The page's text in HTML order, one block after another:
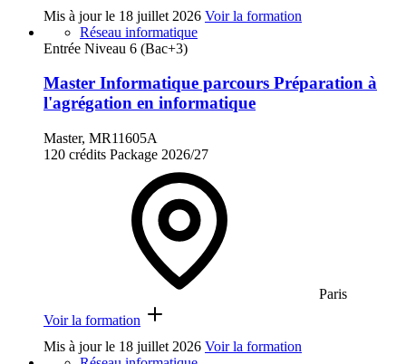
Mis à jour le 18 juillet 2026 Voir la formation
Réseau informatique
Entrée Niveau 6 (Bac+3)
Master Informatique parcours Préparation à
l'agrégation en informatique
Master, MR11605A
120 crédits Package 2026/27
Paris
Voir la formation
Mis à jour le 18 juillet 2026 Voir la formation